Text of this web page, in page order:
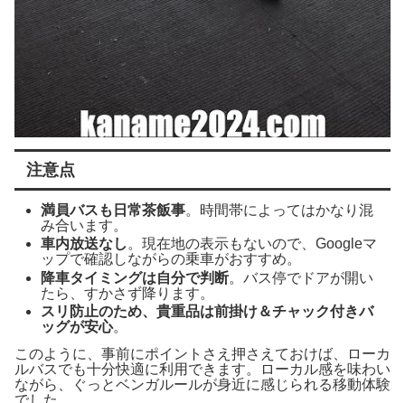
注意点
満員バスも日常茶飯事。時間帯によってはかなり混
み合います。
車内放送なし 。現在地の表示もないので、Googleマ
ップで確認しながらの乗車がおすすめ。
降車タイミングは自分で判断。バス停でドアが開い
たら、すかさず降ります。
スリ防止のため、貴重品は前掛け＆チャック付きバ
ッグが安心。
このように、事前にポイントさえ押さえておけば、ローカ
ルバスでも十分快適に利用できます。ローカル感を味わい
ながら、ぐっとベンガルールが身近に感じられる移動体験
でした。